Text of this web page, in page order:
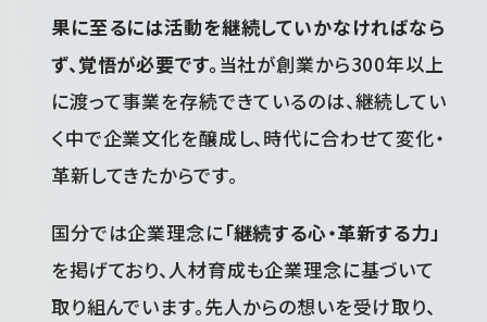
果に至るには活動を継続していかなければなら
ず、覚悟が必要です。 当社が創業から300年以上
に渡って事業を存続できているのは、継続してい
く中で企業文化を醸成し、時代に合わせて変化・
革新してきたからです。
国分では企業理念に「継続する心・革新する力」
を掲げており、人材育成も企業理念に基づいて
取り組んでいます。先人からの想いを受け取り、